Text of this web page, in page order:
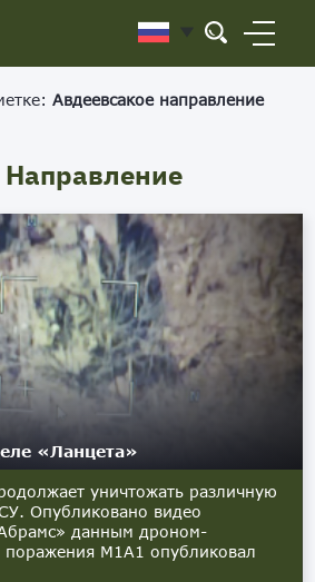
Авдеевсакое направление
«Ланцета»
уничтожать различную
Опубликовано видео
данным дроном-
М1А1 опубликовал